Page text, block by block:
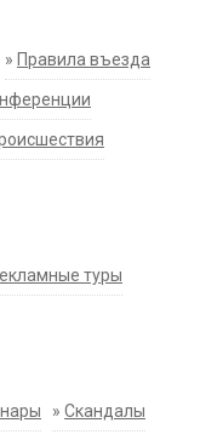
» Правила въезда
туры
» Скандалы